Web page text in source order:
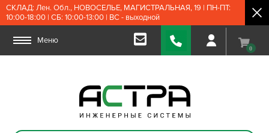
СКЛАД: Лен. Обл., НОВОСЕЛЬЕ, МАГИСТРАЛЬНАЯ, 19 | ПН-ПТ:
10:00-18:00 | СБ: 10:00-13:00 | ВС - выходной
Меню
0